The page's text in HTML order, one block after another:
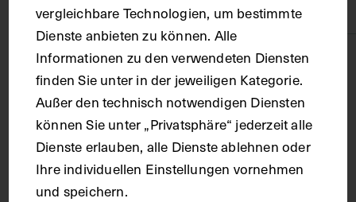
Papier
Technik
Lithografie
Maße
vergleichbare Technologien, um bestimmte
Dienste anbieten zu können. Alle
Informationen zu den verwendeten Diensten
finden Sie unter in der jeweiligen Kategorie.
Außer den technisch notwendigen Diensten
können Sie unter „Privatsphäre“ jederzeit alle
Dienste erlauben, alle Dienste ablehnen oder
Ihre individuellen Einstellungen vornehmen
und speichern.